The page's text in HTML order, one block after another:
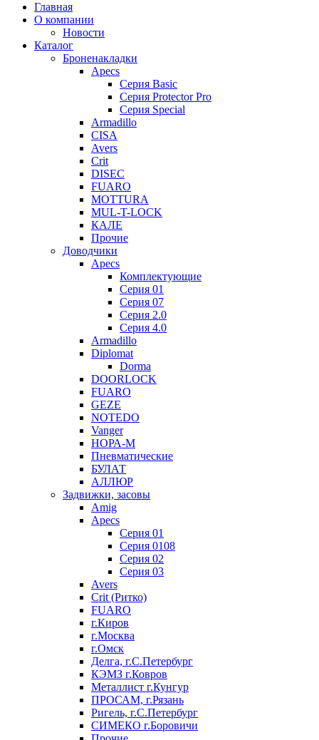
Главная
О компании
Новости
Каталог
Броненакладки
Apecs
Серия Basic
Серия Protector Pro
Серия Special
Armadillo
CISA
Avers
Crit
DISEC
FUARO
MOTTURA
MUL-T-LOCK
КАЛЕ
Прочие
Доводчики
Apecs
Комплектующие
Серия 01
Серия 07
Серия 2.0
Серия 4.0
Armadillo
Diplomat
Dorma
DOORLOCK
FUARO
GEZE
NOTEDO
Vanger
НОРА-М
Пневматические
БУЛАТ
АЛЛЮР
Задвижки, засовы
Amig
Apecs
Серия 01
Серия 0108
Серия 02
Серия 03
Avers
Crit (Ритко)
FUARO
г.Киров
г.Москва
г.Омск
Делга, г.С.Петербург
КЭМЗ г.Ковров
Металлист г.Кунгур
ПРОСАМ, г.Рязань
Ригель, г.С.Петербург
СИМЕКО г.Боровичи